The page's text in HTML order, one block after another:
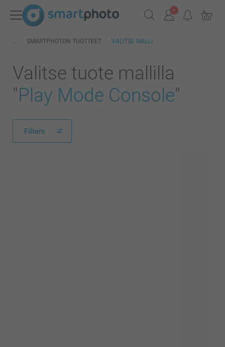
SMARTPHOTON TUOTTEET VALITSE MALLI
Valitse tuote mallilla
"Play Mode Console"
Filters